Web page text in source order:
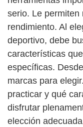
serio. Le permiten
rendimiento. Al
deportivo, debe
características
específicas.
marcas para
practicar y qué
disfrutar
elección